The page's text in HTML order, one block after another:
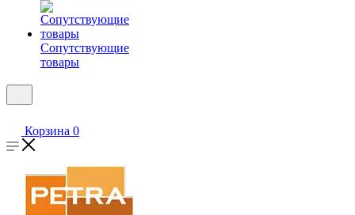
Сопутствующие
товары
Корзина 0